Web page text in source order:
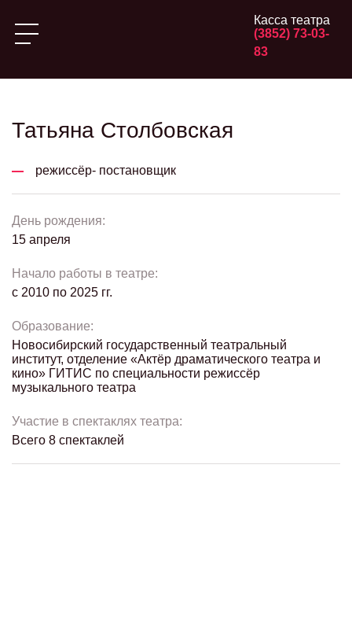
Касса театра
(3852) 73-03-
83
Татьяна Столбовская
режиссёр- постановщик
День рождения:
15 апреля
Начало работы в театре:
с 2010 по 2025 гг.
Образование:
Новосибирский государственный театральный
институт, отделение «Актёр драматического театра и
кино» ГИТИС по специальности режиссёр
музыкального театра
Участие в спектаклях театра:
Всего 8 спектаклей